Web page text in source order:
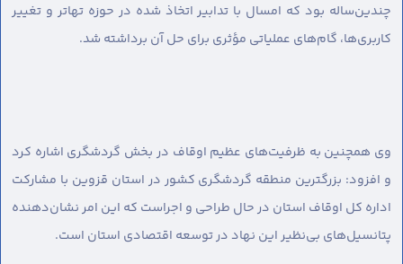
چندین‌ساله بود که امسال با تدابیر اتخاذ شده در حوزه تهاتر و تغییر
کاربری‌ها، گام‌های عملیاتی مؤثری برای حل آن برداشته شد.
وی همچنین به ظرفیت‌های عظیم اوقاف در بخش گردشگری اشاره کرد
و افزود: بزرگترین منطقه گردشگری کشور در استان قزوین با مشارکت
اداره کل اوقاف استان در حال طراحی و اجراست که این امر نشان‌دهنده
پتانسیل‌های بی‌نظیر این نهاد در توسعه اقتصادی استان است.